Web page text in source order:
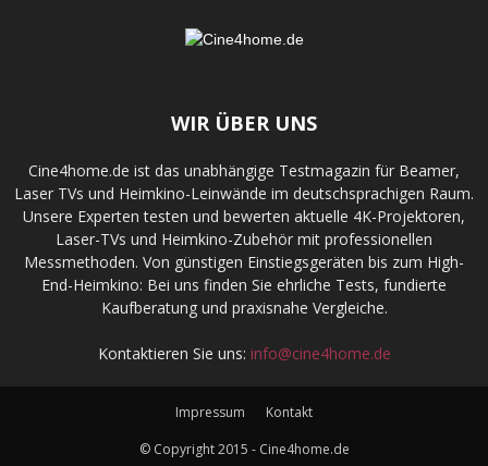
WIR ÜBER UNS
Cine4home.de ist das unabhängige Testmagazin für Beamer,
Laser TVs und Heimkino-Leinwände im deutschsprachigen Raum.
Unsere Experten testen und bewerten aktuelle 4K-Projektoren,
Laser-TVs und Heimkino-Zubehör mit professionellen
Messmethoden. Von günstigen Einstiegsgeräten bis zum High-
End-Heimkino: Bei uns finden Sie ehrliche Tests, fundierte
Kaufberatung und praxisnahe Vergleiche.
Kontaktieren Sie uns: info@cine4home.de
Impressum
Kontakt
© Copyright 2015 - Cine4home.de